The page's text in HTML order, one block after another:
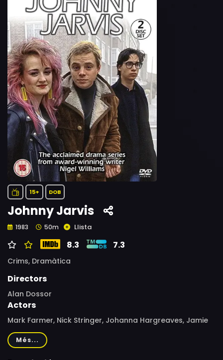
15+ DOB
Johnny Jarvis
1983 50m Llista
8.3 7.3
Crims, Dramàtica
Directors
Alan Dossor
Actors
Mark Farmer, Nick Stringer, Johanna Hargreaves, Jamie
Foreman, Ian Sears, Maurice Colbourne, Alrick Riley
Més...